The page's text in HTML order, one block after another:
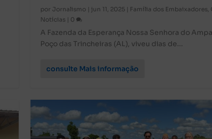
por Jornalismo | jun 11, 2025| Família dos Embaixadores,
Notícias| 0
A Fazenda da Esperança Nossa Senhora do
Poço das Trincheiras (AL), viveu dias de...
consulte Mais informação